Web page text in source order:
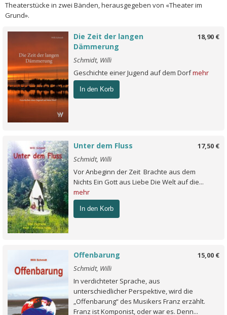
Theaterstücke in zwei Bänden, herausgegeben von «Theater im
Grund».
18,90 €
Die Zeit der langen
Dämmerung
Schmidt, Willi
Geschichte einer Jugend auf dem Dorfmehr
In den Korb
17,50 €
Unter dem Fluss
Schmidt, Willi
Vor Anbeginn der Zeit Brachte aus dem
Nichts Ein Gott aus Liebe Die Welt auf die...
mehr
In den Korb
15,00 €
Offenbarung
Schmidt, Willi
In verdichteter Sprache, aus
unterschiedlicher Perspektive, wird die
„Offenbarung“ des Musikers Franz erzählt.
Franz ist Komponist, oder war es. Denn...